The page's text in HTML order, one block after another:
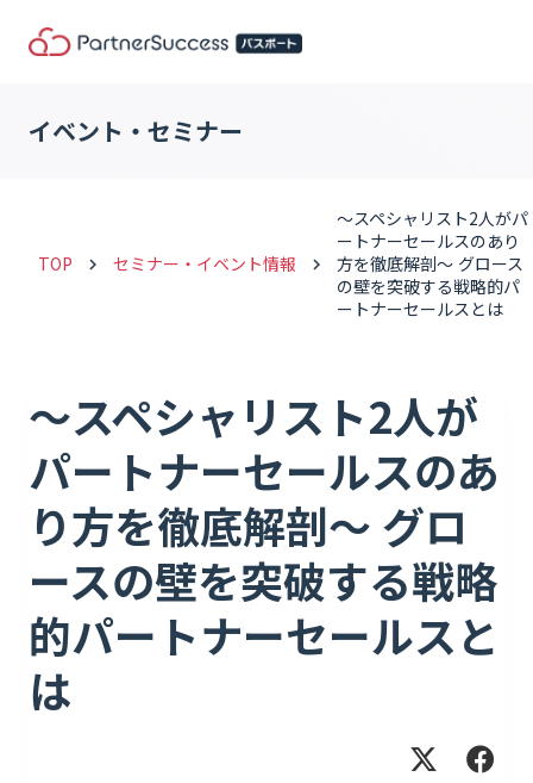
イベント・セミナー
TOP keyboard_arrow_right セミナー・イベント情報 keyboard_arrow_right
～スペシャリスト2人がパ
ートナーセールスのあり
方を徹底解剖～ グロース
の壁を突破する戦略的パ
ートナーセールスとは
～スペシャリスト2人が
パートナーセールスのあ
り方を徹底解剖～ グロ
ースの壁を突破する戦略
的パートナーセールスと
は